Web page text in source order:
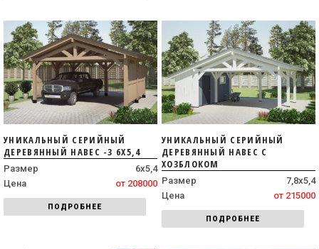
УНИКАЛЬНЫЙ СЕРИЙНЫЙ
ДЕРЕВЯННЫЙ НАВЕС -3 6Х5,4
Размер
6х5,4
Цена
от 208000
ПОДРОБНЕЕ
УНИКАЛЬНЫЙ СЕРИЙНЫЙ
ДЕРЕВЯННЫЙ НАВЕС С
ХОЗБЛОКОМ
Размер
7,8х5,4
Цена
от 215000
ПОДРОБНЕЕ